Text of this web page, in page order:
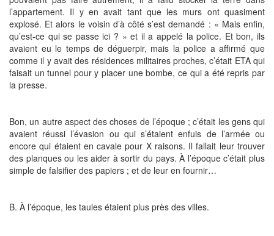
l’appartement. Il y en avait tant que les murs ont quasiment
explosé. Et alors le voisin d’à côté s’est demandé : « Mais enfin,
qu’est-ce qui se passe ici ? » et il a appelé la police. Et bon, ils
avaient eu le temps de déguerpir, mais la police a affirmé que
comme il y avait des résidences militaires proches, c’était ETA qui
faisait un tunnel pour y placer une bombe, ce qui a été repris par
la presse.
Bon, un autre aspect des choses de l’époque ; c’était les gens qui
avaient réussi l’évasion ou qui s’étaient enfuis de l’armée ou
encore qui étaient en cavale pour X raisons. Il fallait leur trouver
des planques ou les aider à sortir du pays. À l’époque c’était plus
simple de falsifier des papiers ; et de leur en fournir…
B. À l’époque, les taules étaient plus près des villes.